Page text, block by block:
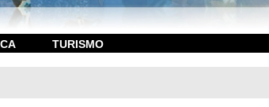
TURISMO